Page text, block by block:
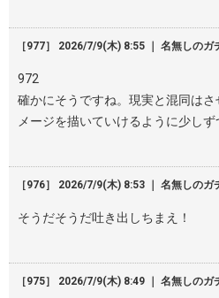
［977］ 2026/7/9(木) 8:55 ｜ 名無しのガ
972
確かにそうですね。現実と混同は
メージを描いていけるように少しず
［976］ 2026/7/9(木) 8:53 ｜ 名無しのガ
そうだそうだ吐き出しちまえ！
［975］ 2026/7/9(木) 8:49 ｜ 名無しのガ